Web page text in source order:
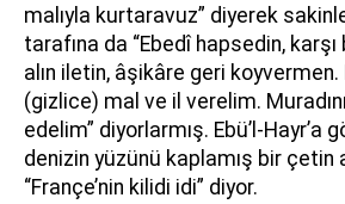
malıyla kurtaravuz” diyerek
tarafına da “Ebedî hapsedin,
alın iletin, âşikâre geri koyvermen.
(gizlice) mal ve il verelim.
edelim” diyorlarmış. Ebü’l-Hayr’a
denizin yüzünü kaplamış bir çetin
“Françe’nin kilidi idi” diyor.